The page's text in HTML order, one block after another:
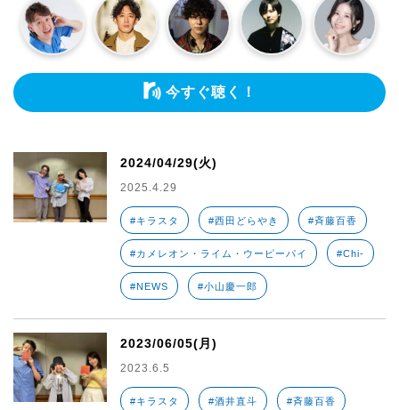
今すぐ聴く！
2024/04/29(火)
2025.4.29
#キラスタ #西田どらやき #斉藤百香
#カメレオン・ライム・ウーピーパイ #Chi-
#NEWS #小山慶一郎
2023/06/05(月)
2023.6.5
#キラスタ #酒井直斗 #斉藤百香